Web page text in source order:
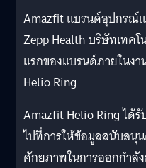
Amazfit แบรนด์อุปกรณ์แ
Zepp Health บริษัทเทค
แรกของแบรนด์ภายในงา
Helio Ring
Amazfit Helio Ring ได้
ไปที่การให้ข้อมูลสนับสนุ
ศักยภาพในการออกกำลั